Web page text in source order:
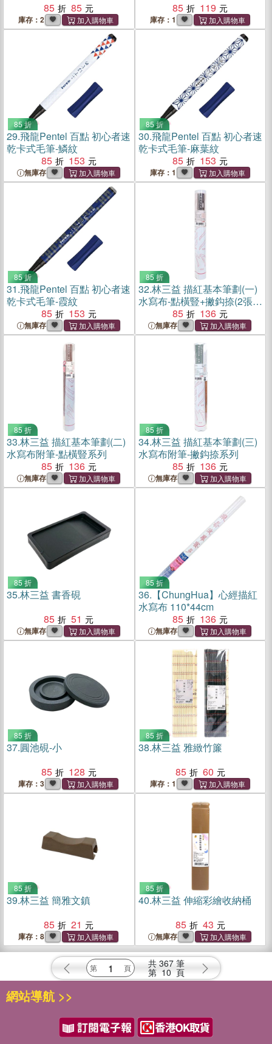
85
85
庫存：2
85
119
庫存：1
85 折
29.飛龍Pentel 百點 初心者速
乾卡式毛筆-鱗紋
85
153
無庫存
85 折
30.飛龍Pentel 百點 初心者速
乾卡式毛筆-麻葉紋
85
153
庫存：1
85 折
31.飛龍Pentel 百點 初心者速
乾卡式毛筆-霞紋
85
153
無庫存
85 折
32.林三益 描紅基本筆劃(一)
水寫布-點橫豎+撇鈎捺(2張
85 136
無庫存
85 折
33.林三益 描紅基本筆劃(二)
水寫布附筆-點橫豎系列
85
136
無庫存
85 折
34.林三益 描紅基本筆劃(三)
水寫布附筆-撇鈎捺系列
85
136
無庫存
85 折
35.林三益 書香硯
85
51
無庫存
85 折
36. 【ChungHua】心經描紅
水寫布 110*44cm
85
136
無庫存
85 折
37.圓池硯-小
85
128
庫存：3
85 折
38.林三益 雅緻竹簾
85
60
庫存：1
85 折
39.林三益 簡雅文鎮
85
21
庫存：8
85 折
40.林三益 伸縮彩繪收納桶
85
43
無庫存
共 367 筆
第 10 頁
網站導航 >>